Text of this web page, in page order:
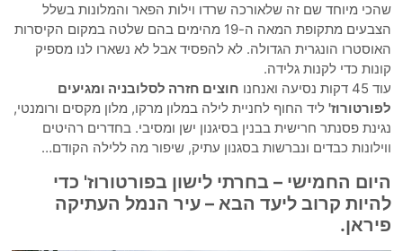
שהכי מיוחד שם זה שלאורכה שרדו וילות הפאר והמלונות בשלל
הצבעים מתקופת המאה ה-19 מהימים בהם שלטה במקום הקיסרות
האוסטרו הונגרית הגדולה. לא להפסיד אבל לא נשארו לנו מספיק
קונות כדי לקנות גלידה.
עוד 45 דקות נסיעה ואנחנו
חוצים חזרה לסלובניה ומגיעים
לפורטורוז' ליד החוף לחניית לילה במלון מרקו, מלון מקסים ורומנטי,
נגינת פסנתר חרישית בבנין בסיגנון ישן ומסיבי. בחדרים רהיטים
ווילונות כבדים ונברשות בסגנון עתיק, שיפור מה ללילה הקודם…
היום החמישי – בחרתי לישון בפורטורוז' כדי
להיות קרוב ליעד הבא – עיר הנמל העתיקה
פיראן.